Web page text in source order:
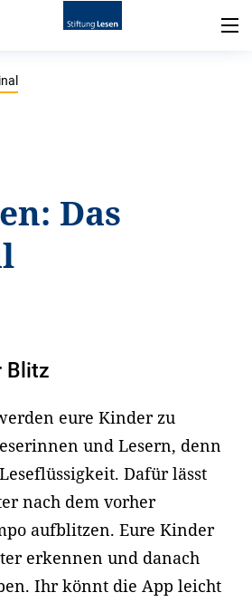
Das
Blitz
eure Kinder zu
und Lesern, denn
Dafür lässt
nach dem vorher
aufblitzen. Eure Kinder
erkennen und danach
Ihr könnt die App leicht